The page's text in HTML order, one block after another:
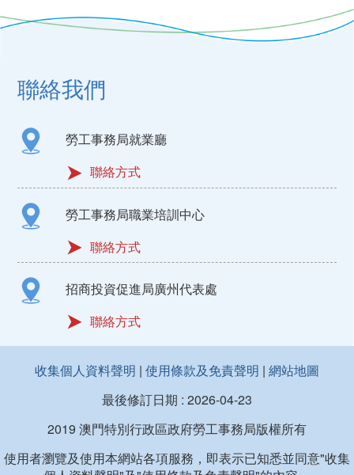
聯絡我們
勞工事務局就業廳
聯絡方式
勞工事務局職業培訓中心
聯絡方式
招商投資促進局廣州代表處
聯絡方式
收集個人資料聲明 | 使用條款及免責聲明 | 網站地圖
最後修訂日期 : 2026-04-23
2019 澳門特別行政區政府勞工事務局版權所有
使用者瀏覽及使用本網站各項服務，即表示已知悉並同意"收集